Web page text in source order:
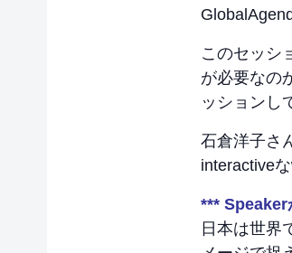
このセッシ
が必要なの
ッションし
石倉洋子さ
interactive
*** Speaker
日本は世界